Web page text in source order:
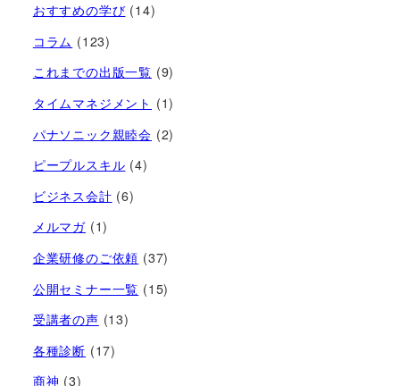
おすすめの学び (14)
コラム (123)
これまでの出版一覧 (9)
タイムマネジメント (1)
パナソニック親睦会 (2)
ピープルスキル (4)
ビジネス会計 (6)
メルマガ (1)
企業研修のご依頼 (37)
公開セミナー一覧 (15)
受講者の声 (13)
各種診断 (17)
商神 (3)